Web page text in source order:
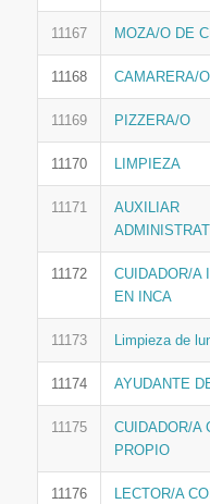
11167 MOZA/O DE
11168 CAMARERA/O
11169 PIZZERA/O
11170 LIMPIEZA
11171
AUXILIAR
11172
CUIDADOR/A
EN INCA
11173 Limpieza de
11174 AYUDANTE
11175
CUIDADOR/A
PROPIO
11176
LECTOR/A